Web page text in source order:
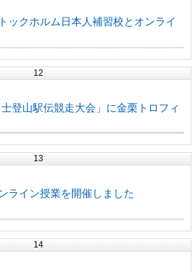
ックホルム日本人補習校とオンライ
12
士登山駅伝競走大会」に金栗トロフィ
13
ライン授業を開催しました
14